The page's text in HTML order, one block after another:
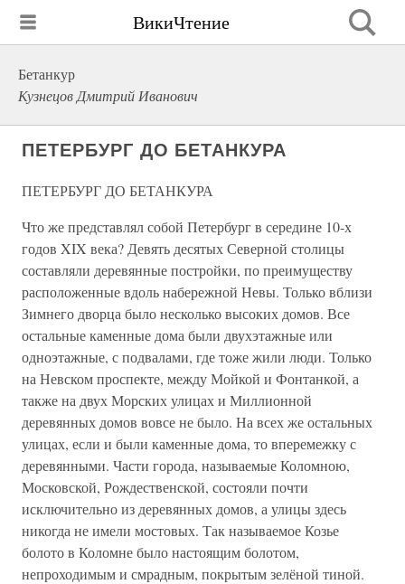
ВикиЧтение
Бетанкур
Кузнецов Дмитрий Иванович
ПЕТЕРБУРГ ДО БЕТАНКУРА
ПЕТЕРБУРГ ДО БЕТАНКУРА
Что же представлял собой Петербург в середине 10-х
годов XIX века? Девять десятых Северной столицы
составляли деревянные постройки, по преимуществу
расположенные вдоль набережной Невы. Только вблизи
Зимнего дворца было несколько высоких домов. Все
остальные каменные дома были двухэтажные или
одноэтажные, с подвалами, где тоже жили люди. Только
на Невском проспекте, между Мойкой и Фонтанкой, а
также на двух Морских улицах и Миллионной
деревянных домов вовсе не было. На всех же остальных
улицах, если и были каменные дома, то вперемежку с
деревянными. Части города, называемые Коломною,
Московской, Рождественской, состояли почти
исключительно из деревянных домов, а улицы здесь
никогда не имели мостовых. Так называемое Козье
болото в Коломне было настоящим болотом,
непроходимым и смрадным, покрытым зелёной тиной.